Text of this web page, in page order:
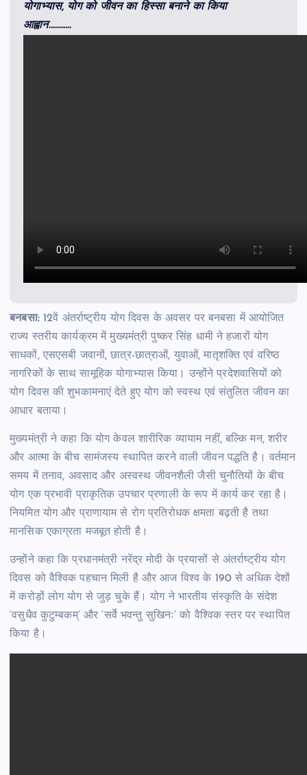
योगाभ्यास, योग को जीवन का हिस्सा बनाने का किया
आह्वान………..
बनबसा:12वें अंतर्राष्ट्रीय योग दिवस के अवसर पर बनबसा में आयोजित
राज्य स्तरीय कार्यक्रम में मुख्यमंत्री पुष्कर सिंह धामी ने हजारों योग
साधकों, एसएसबी जवानों, छात्र-छात्राओं, युवाओं, मातृशक्ति एवं वरिष्ठ
नागरिकों के साथ सामूहिक योगाभ्यास किया। उन्होंने प्रदेशवासियों को
योग दिवस की शुभकामनाएं देते हुए योग को स्वस्थ एवं संतुलित जीवन का
आधार बताया।
मुख्यमंत्री ने कहा कि योग केवल शारीरिक व्यायाम नहीं, बल्कि मन, शरीर
और आत्मा के बीच सामंजस्य स्थापित करने वाली जीवन पद्धति है। वर्तमान
समय में तनाव, अवसाद और अस्वस्थ जीवनशैली जैसी चुनौतियों के बीच
योग एक प्रभावी प्राकृतिक उपचार प्रणाली के रूप में कार्य कर रहा है।
नियमित योग और प्राणायाम से रोग प्रतिरोधक क्षमता बढ़ती है तथा
मानसिक एकाग्रता मजबूत होती है।
उन्होंने कहा कि प्रधानमंत्री नरेंद्र मोदी के प्रयासों से अंतर्राष्ट्रीय योग
दिवस को वैश्विक पहचान मिली है और आज विश्व के 190 से अधिक देशों
में करोड़ों लोग योग से जुड़ चुके हैं। योग ने भारतीय संस्कृति के संदेश
‘वसुधैव कुटुम्बकम्’ और ‘सर्वे भवन्तु सुखिनः’ को वैश्विक स्तर पर स्थापित
किया है।